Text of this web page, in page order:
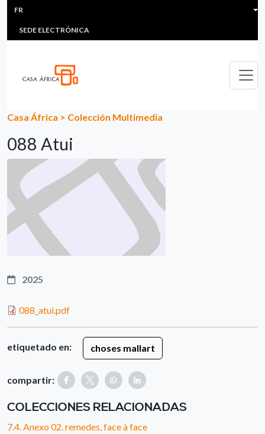
Aller au contenu principal
HEADER MENU
MULTIMEDIA
SEDE ELECTRÓNICA
FR
Casa África > Colección Multimedia
088 Atui
2025
088_atui.pdf
etiquetado en: choses mallart
compartir:
COLECCIONES RELACIONADAS
7.4. Anexo 02. remedes, face à face